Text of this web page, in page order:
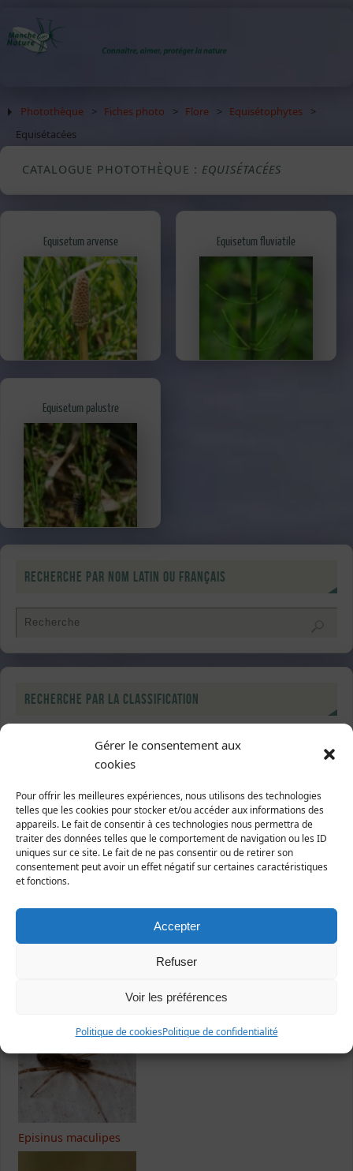
Gérer le consentement aux
cookies
Pour offrir les meilleures expériences, nous utilisons des technologies
telles que les cookies pour stocker et/ou accéder aux informations des
appareils. Le fait de consentir à ces technologies nous permettra de
traiter des données telles que le comportement de navigation ou les ID
uniques sur ce site. Le fait de ne pas consentir ou de retirer son
consentement peut avoir un effet négatif sur certaines caractéristiques
et fonctions.
Accepter
Refuser
Voir les préférences
Politique de cookiesPolitique de confidentialité
Photothèque > Fiches photo > Flore > Equisétophytes
>
Equisétacées
CATALOGUE PHOTOTHÈQUE : EQUISÉTACÉES
Equisetum arvense Equisetum fluviatile
Equisetum palustre
Recherche par nom latin ou français
Recherche par la classification
Dernières fiches publiées
Nicrophorus vespillo
Episinus maculipes